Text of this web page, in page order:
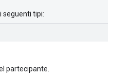
seguenti tipi:
partecipante.